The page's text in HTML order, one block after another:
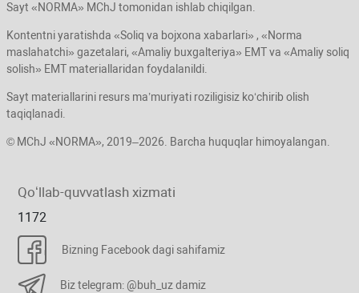
Sayt «NORMA» MChJ tomonidan ishlab chiqilgan.
Kontentni yaratishda «Soliq va bojхona хabarlari» , «Norma
maslahatchi» gazetalari, «Amaliy buхgalteriya» EMT va «Amaliy soliq
solish» EMT materiallaridan foydalanildi.
Sayt materiallarini resurs ma’muriyati roziligisiz koʻchirib olish
taqiqlanadi.
© MChJ «NORMA», 2019–2026. Barcha huquqlar himoyalangan.
Qoʻllab-quvvatlash хizmati
1172
Bizning Facebook dagi sahifamiz
Biz telegram: @buh_uz damiz